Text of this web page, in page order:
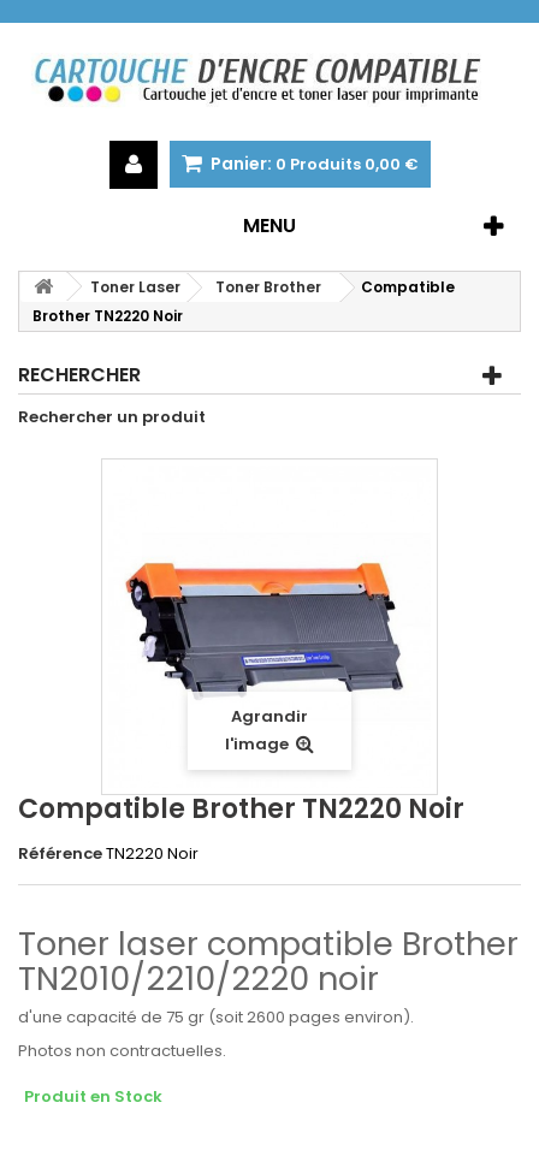
Panier: 0 Produits 0,00 €
MENU
Toner Laser Toner Brother
Compatible
Brother TN2220 Noir
RECHERCHER
Rechercher un produit
Agrandir
l'image
Compatible Brother TN2220 Noir
RéférenceTN2220 Noir
Toner laser compatible Brother
TN2010/2210/2220 noir
d'une capacité de 75 gr (soit 2600 pages environ).
Photos non contractuelles.
Produit en Stock